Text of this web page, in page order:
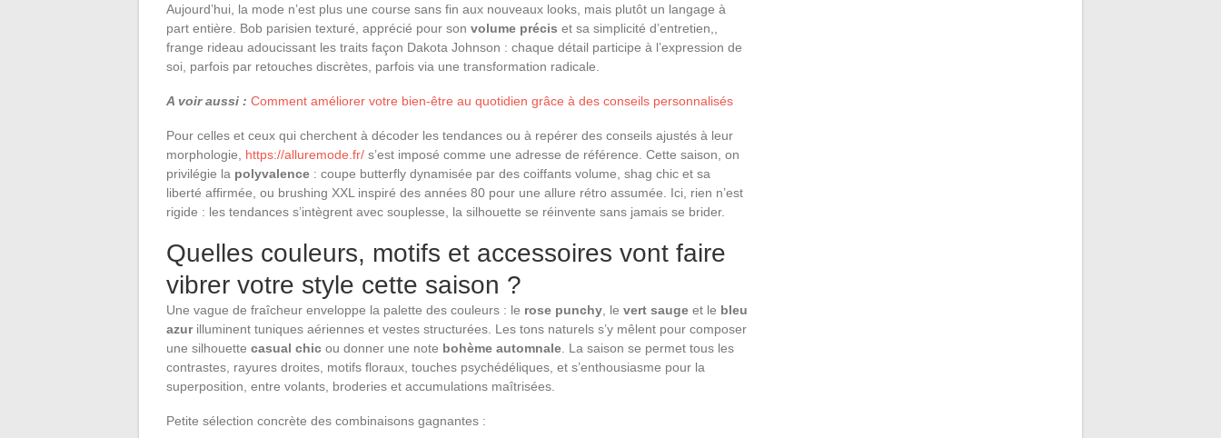
Aujourd’hui, la mode n’est plus une course sans fin aux nouveaux looks, mais plutôt un langage à
part entière. Bob parisien texturé, apprécié pour son volume précis et sa simplicité d’entretien,,
frange rideau adoucissant les traits façon Dakota Johnson : chaque détail participe à l’expression de
soi, parfois par retouches discrètes, parfois via une transformation radicale.
A voir aussi : Comment améliorer votre bien-être au quotidien grâce à des conseils personnalisés
Pour celles et ceux qui cherchent à décoder les tendances ou à repérer des conseils ajustés à leur
morphologie, https://alluremode.fr/ s’est imposé comme une adresse de référence. Cette saison, on
privilégie la polyvalence : coupe butterfly dynamisée par des coiffants volume, shag chic et sa
liberté affirmée, ou brushing XXL inspiré des années 80 pour une allure rétro assumée. Ici, rien n’est
rigide : les tendances s’intègrent avec souplesse, la silhouette se réinvente sans jamais se brider.
Quelles couleurs, motifs et accessoires vont faire
vibrer votre style cette saison ?
Une vague de fraîcheur enveloppe la palette des couleurs : le rose punchy , le vert sauge et le bleu
azurilluminent tuniques aériennes et vestes structurées. Les tons naturels s’y mêlent pour composer
une silhouette casual chic ou donner une note bohème automnale . La saison se permet tous les
contrastes, rayures droites, motifs floraux, touches psychédéliques, et s’enthousiasme pour la
superposition, entre volants, broderies et accumulations maîtrisées.
Petite sélection concrète des combinaisons gagnantes :